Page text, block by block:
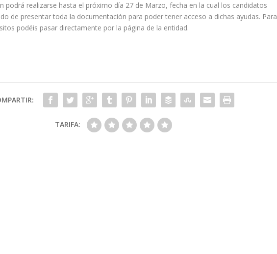
podrá realizarse hasta el próximo día 27 de Marzo, fecha en la cual los candidatos
de presentar toda la documentación para poder tener acceso a dichas ayudas. Para
podéis pasar directamente por la página de la entidad.
TARIFA: